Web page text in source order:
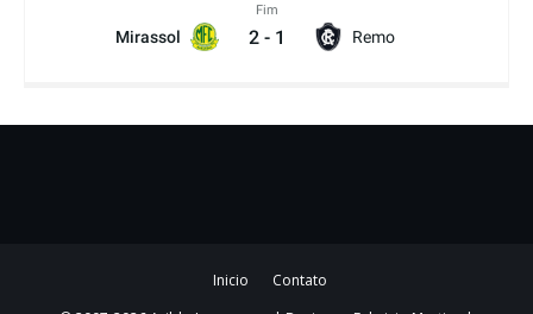
Mirassol
Fim
2 - 1 Remo
Inicio
Contato